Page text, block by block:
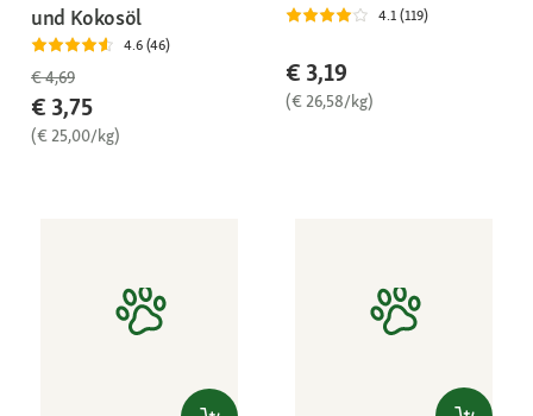
und Kokosöl
4.6 (46)
€ 4,69
€ 3,75
(€ 25,00/kg)
4.1 (119)
€ 3,19
(€ 26,58/kg)